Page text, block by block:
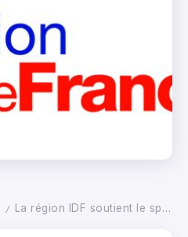
/ La région IDF soutient le sport